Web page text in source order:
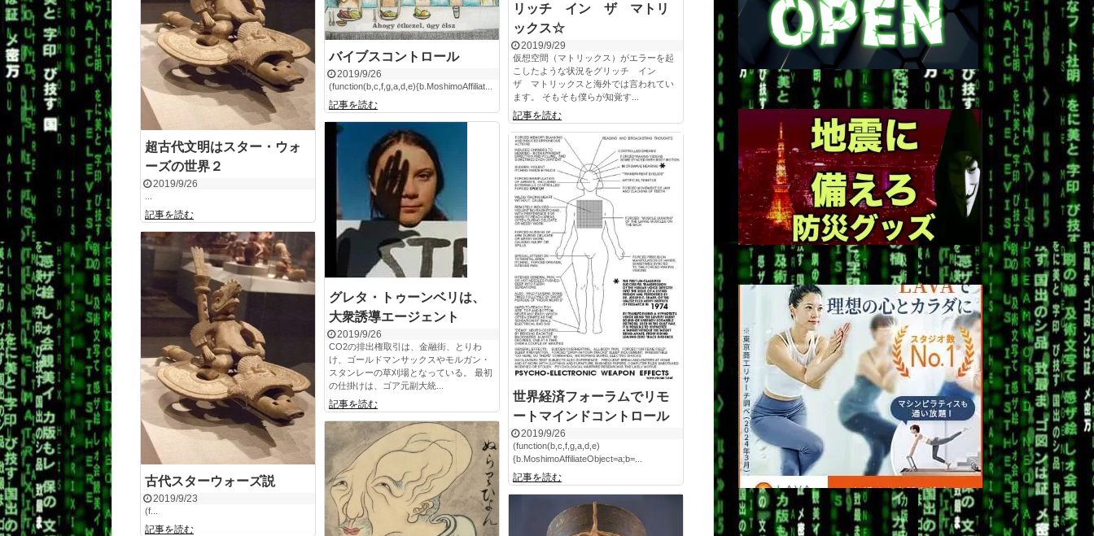
リッチ イン ザ マトリ
ックス☆
2019/9/29
仮想空間（マトリックス）がエラーを起
こしたような状況をグリッチ イン
ザ マトリックスと海外では言われてい
ます。 そもそも僕らが知覚す...
記事を読む
超古代文明はスター・ウォ
ーズの世界２
2019/9/26
記事を読む
バイブスコントロール
2019/9/26
(function(b,c,f,g,a,d,e){b.MoshimoAffiliat...
記事を読む
グレタ・トゥーンベリは、
大衆誘導エージェント
2019/9/26
CO2の排出権取引は、金融街、とりわ
け、ゴールドマンサックスやモルガン・
スタンレーの草刈場となっている。 最初
の仕掛けは、ゴア元副大統...
記事を読む
世界経済フォーラムでリモ
ートマインドコントロール
2019/9/26
(function(b,c,f,g,a,d,e)
{b.MoshimoAffiliateObject=a;b=...
記事を読む
古代スターウォーズ説
2019/9/23
(f...
記事を読む